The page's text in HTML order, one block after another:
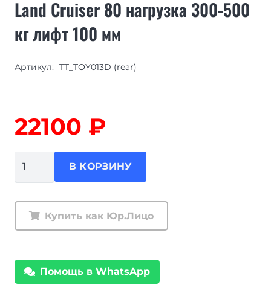
Land Cruiser 80 нагрузка 300-500
кг лифт 100 мм
Артикул: TT_TOY013D (rear)
22100 ₽
задние
Ironman
Land
Cruiser
В КОРЗИНУ
Купить как Юр.Лицо
Помощь в WhatsApp